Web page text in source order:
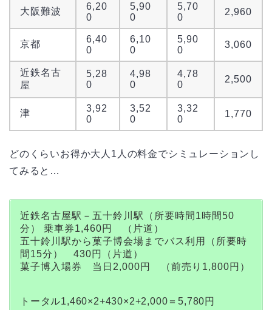
大阪難波
6,20
0
5,90
0
5,70
0
2,960
京都
6,40
0
6,10
0
5,90
0
3,060
近鉄名古
屋
5,28
0
4,98
0
4,78
0
2,500
津
3,92
0
3,52
0
3,32
0
1,770
どのくらいお得か大人1人の料金でシミュレーションし
てみると…
近鉄名古屋駅－五十鈴川駅（所要時間1時間50
分） 乗車券1,460円 （片道）
五十鈴川駅から菓子博会場までバス利用（所要時
間15分） 430円（片道）
菓子博入場券 当日2,000円 （前売り1,800円）
トータル1,460×2+430×2+2,000＝5,780円